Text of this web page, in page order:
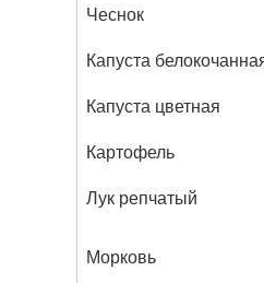
Чеснок
Капуста
Капуста цветная
Картофель
Лук репчатый
Морковь